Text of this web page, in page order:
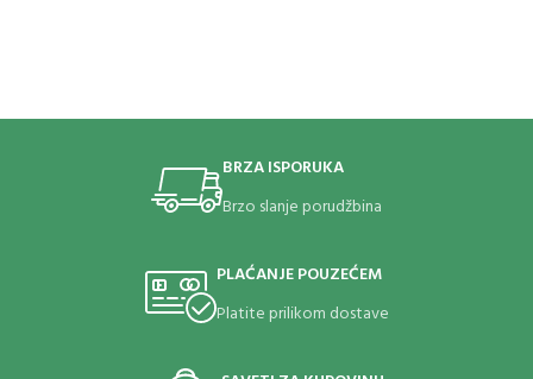
BRZA ISPORUKA
Brzo slanje porudžbina
PLAĆANJE POUZEĆEM
Platite prilikom dostave